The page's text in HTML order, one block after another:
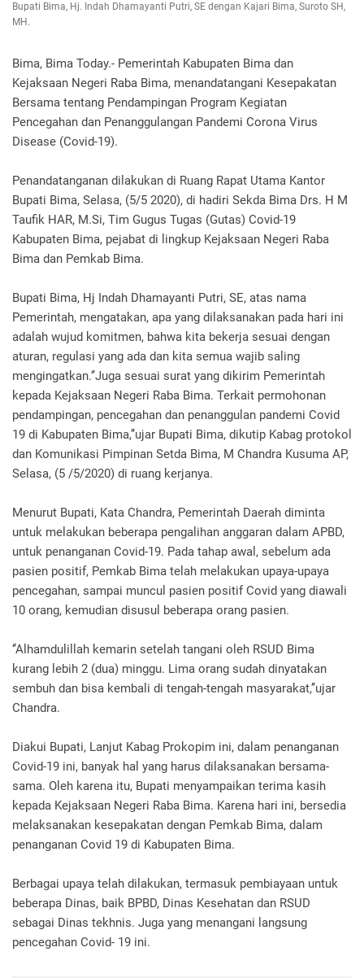
Bupati Bima, Hj. Indah Dhamayanti Putri, SE dengan Kajari Bima, Suroto SH,
MH.
Bima, Bima Today.- Pemerintah Kabupaten Bima dan
Kejaksaan Negeri Raba Bima, menandatangani Kesepakatan
Bersama tentang Pendampingan Program Kegiatan
Pencegahan dan Penanggulangan Pandemi Corona Virus
Disease (Covid-19).
Penandatanganan dilakukan di Ruang Rapat Utama Kantor
Bupati Bima, Selasa, (5/5 2020), di hadiri Sekda Bima Drs. H M
Taufik HAR, M.Si, Tim Gugus Tugas (Gutas) Covid-19
Kabupaten Bima, pejabat di lingkup Kejaksaan Negeri Raba
Bima dan Pemkab Bima.
Bupati Bima, Hj Indah Dhamayanti Putri, SE, atas nama
Pemerintah, mengatakan, apa yang dilaksanakan pada hari ini
adalah wujud komitmen, bahwa kita bekerja sesuai dengan
aturan, regulasi yang ada dan kita semua wajib saling
mengingatkan.‘’Juga sesuai surat yang dikirim Pemerintah
kepada Kejaksaan Negeri Raba Bima. Terkait permohonan
pendampingan, pencegahan dan penanggulan pandemi Covid
19 di Kabupaten Bima,’’ujar Bupati Bima, dikutip Kabag protokol
dan Komunikasi Pimpinan Setda Bima, M Chandra Kusuma AP,
Selasa, (5 /5/2020) di ruang kerjanya.
Menurut Bupati, Kata Chandra, Pemerintah Daerah diminta
untuk melakukan beberapa pengalihan anggaran dalam APBD,
untuk penanganan Covid-19. Pada tahap awal, sebelum ada
pasien positif, Pemkab Bima telah melakukan upaya-upaya
pencegahan, sampai muncul pasien positif Covid yang diawali
10 orang, kemudian disusul beberapa orang pasien.
‘’Alhamdulillah kemarin setelah tangani oleh RSUD Bima
kurang lebih 2 (dua) minggu. Lima orang sudah dinyatakan
sembuh dan bisa kembali di tengah-tengah masyarakat,’’ujar
Chandra.
Diakui Bupati, Lanjut Kabag Prokopim ini, dalam penanganan
Covid-19 ini, banyak hal yang harus dilaksanakan bersama-
sama. Oleh karena itu, Bupati menyampaikan terima kasih
kepada Kejaksaan Negeri Raba Bima. Karena hari ini, bersedia
melaksanakan kesepakatan dengan Pemkab Bima, dalam
penanganan Covid 19 di Kabupaten Bima.
Berbagai upaya telah dilakukan, termasuk pembiayaan untuk
beberapa Dinas, baik BPBD, Dinas Kesehatan dan RSUD
sebagai Dinas tekhnis. Juga yang menangani langsung
pencegahan Covid- 19 ini.